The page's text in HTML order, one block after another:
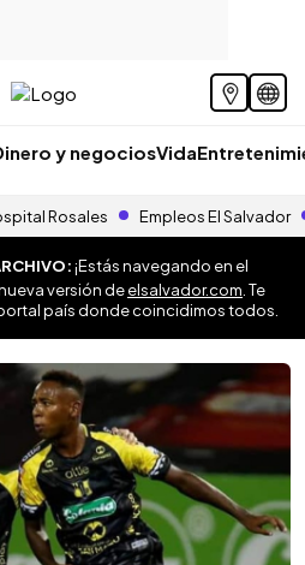
y negociosVida
Rosales Empleos El Salvador
¡Estás navegando en el
versión deelsalvador.com . Te
país donde coincidimos todos.